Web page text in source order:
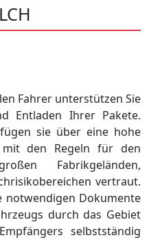
Fahrer unterstützen Sie
Entladen Ihrer Pakete.
sie über eine hohe
den Regeln für den
Fabrikgeländen,
vertraut.
notwendigen Dokumente
durch das Gebiet
selbstständig